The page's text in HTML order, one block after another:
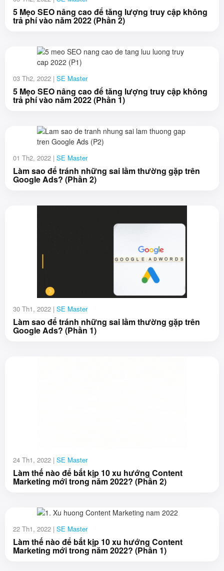
5 Mẹo SEO nâng cao để tăng lượng truy cập không
trả phí vào năm 2022 (Phần 2)
03 Th2, 2022 | SE Master
5 Mẹo SEO nâng cao để tăng lượng truy cập không
trả phí vào năm 2022 (Phần 1)
01 Th2, 2022 | SE Master
Làm sao để tránh những sai lầm thường gặp trên
Google Ads? (Phần 2)
30 Th1, 2022 | SE Master
Làm sao để tránh những sai lầm thường gặp trên
Google Ads? (Phần 1)
24 Th1, 2022 | SE Master
Làm thế nào để bắt kịp 10 xu hướng Content
Marketing mới trong năm 2022? (Phần 2)
22 Th1, 2022 | SE Master
Làm thế nào để bắt kịp 10 xu hướng Content
Marketing mới trong năm 2022? (Phần 1)